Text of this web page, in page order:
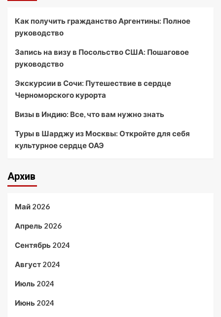
Как получить гражданство Аргентины: Полное
руководство
Запись на визу в Посольство США: Пошаговое
руководство
Экскурсии в Сочи: Путешествие в сердце
Черноморского курорта
Визы в Индию: Все, что вам нужно знать
Туры в Шарджу из Москвы: Откройте для себя
культурное сердце ОАЭ
Архив
Май 2026
Апрель 2026
Сентябрь 2024
Август 2024
Июль 2024
Июнь 2024